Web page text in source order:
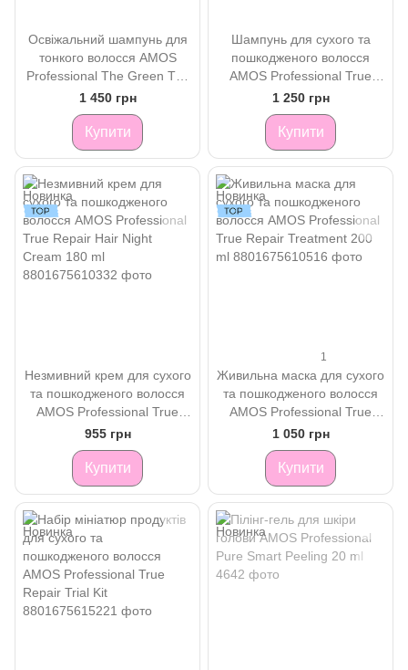
Освіжальний шампунь для
тонкого волосся AMOS
Professional The Green Tea
Shampoo Refresh 500 ml
1 450 грн
Купити
Шампунь для сухого та
пошкодженого волосся
AMOS Professional True
Repair Shampoo 500 ml
1 250 грн
Купити
Незмивний крем для сухого
та пошкодженого волосся
AMOS Professional True
Repair Hair Night Cream 180
ml
955 грн
Купити
1
Живильна маска для сухого
та пошкодженого волосся
AMOS Professional True
Repair Treatment 200 ml
1 050 грн
Купити